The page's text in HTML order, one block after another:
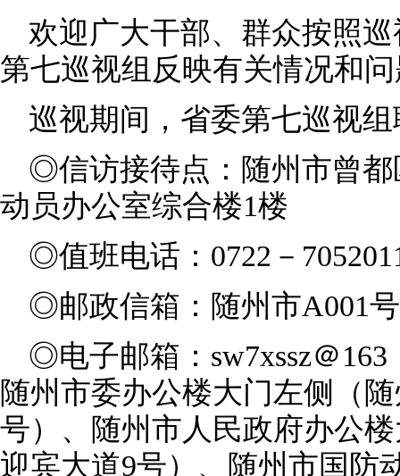
欢迎广大干部、群众按照
第七巡视组反映有关情况和
巡视期间，省委第七巡视
◎信访接待点：随州市曾都
动员办公室综合楼1楼
◎值班电话：0722－
◎邮政信箱：随州市A001
◎电子邮箱：sw7xssz＠
随州市委办公楼大门左侧（
号）、随州市人民政府办公
迎宾大道9号）、随州市国防